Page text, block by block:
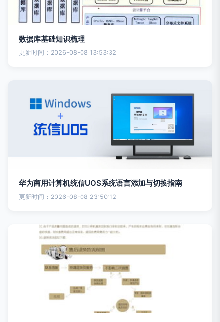
数据库基础知识梳理
更新时间：2026-08-08 13:53:32
华为商用计算机统信UOS系统语言添加与切换指南
更新时间：2026-08-08 23:50:12